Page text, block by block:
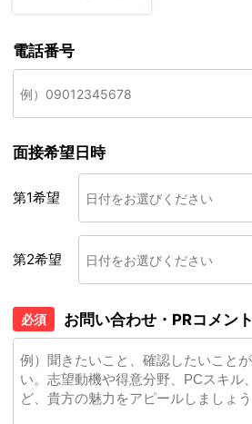
電話番号
面接希望日時
第1希望
第2希望
必須 お問い合わせ・PRコメント